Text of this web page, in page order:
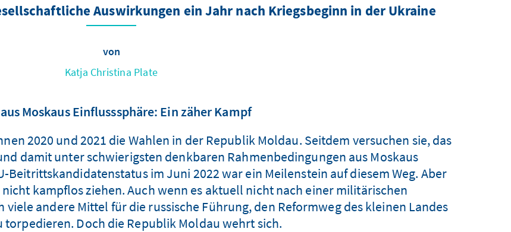
Auswirkungen ein Jahr nach Kriegsbeginn in der Ukraine
von
Katja Christina Plate
Moskaus Einflusssphäre: Ein zäher Kampf
2020 und 2021 die Wahlen in der Republik Moldau. Seitdem versuchen sie, das
damit unter schwierigsten denkbaren Rahmenbedingungen aus Moskaus
Beitrittskandidatenstatus im Juni 2022 war ein Meilenstein auf diesem Weg. Aber
kampflos ziehen. Auch wenn es aktuell nicht nach einer militärischen
viele andere Mittel für die russische Führung, den Reformweg des kleinen Landes
torpedieren. Doch die Republik Moldau wehrt sich.